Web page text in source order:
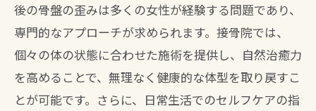
後の骨盤の歪みは多くの女性が経験する問題であり、
専門的なアプローチが求められます。接骨院では、
個々の体の状態に合わせた施術を提供し、自然治癒力
を高めることで、無理なく健康的な体型を取り戻すこ
とが可能です。さらに、日常生活でのセルフケアの指